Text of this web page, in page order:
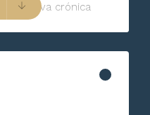
crónica